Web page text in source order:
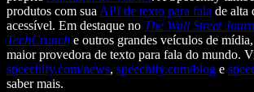
produtos com sua API de texto para fala de alta
acessível. Em destaque no The Wall Street
TechCrunch e outros grandes veículos de
maior provedora de texto para fala do mundo.
speechify.com/news, speechify.com/blog e
saber mais.